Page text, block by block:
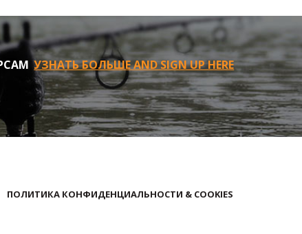
УЗНАТЬ БОЛЬШЕ AND SIGN UP HERE
ПОЛИТИКА КОНФИДЕНЦИАЛЬНОСТИ & COOKIES